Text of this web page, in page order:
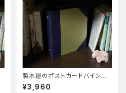
製本屋のポストカードバインダ
ー【コーネル装(ヴィンテージゴ
ールド／ジェラード)】
¥3,960